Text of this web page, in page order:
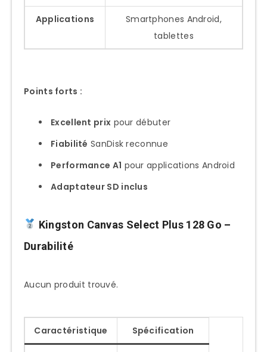
Applications
Smartphones Android,
tablettes
Points forts :
Excellent prix pour débuter
Fiabilité SanDisk reconnue
Performance A1 pour applications Android
Adaptateur SD inclus
Kingston Canvas Select Plus 128 Go –
Durabilité
Aucun produit trouvé.
Caractéristique Spécification